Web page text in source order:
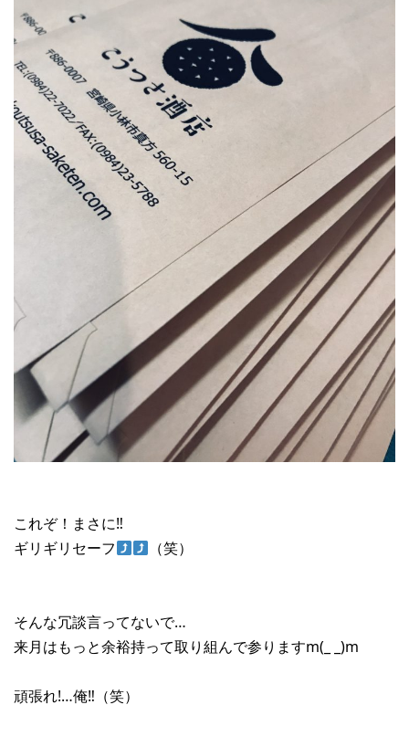
これぞ！まさに‼︎
ギリギリセーフ
（笑）
そんな冗談言ってないで…
来月はもっと余裕持って取り組んで参りますm(_ _)m
頑張れ!…俺‼︎（笑）